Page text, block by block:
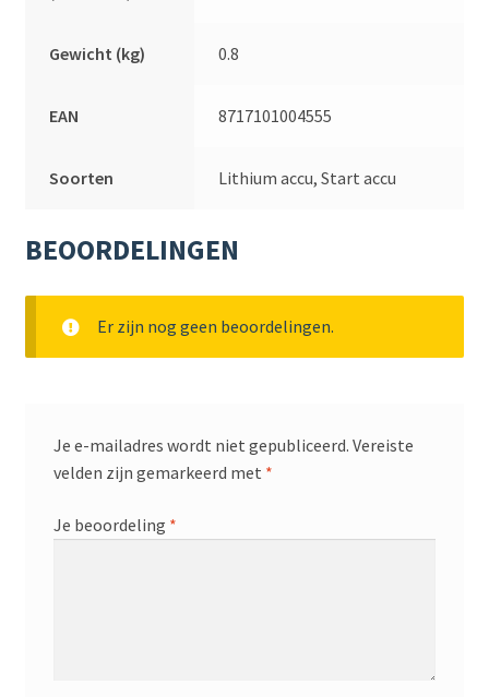
Gewicht (kg) 0.8
EAN 8717101004555
Soorten Lithium accu, Start accu
BEOORDELINGEN
Er zijn nog geen beoordelingen.
Je e-mailadres wordt niet gepubliceerd. Vereiste
velden zijn gemarkeerd met *
Je beoordeling *